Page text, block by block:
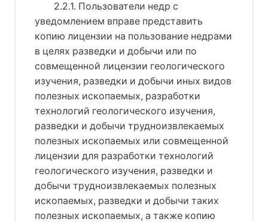
2.2.1. Пользователи недр с
уведомлением вправе представить
копию лицензии на пользование недрами
в целях разведки и добычи или по
совмещенной лицензии геологического
изучения, разведки и добычи иных видов
полезных ископаемых, разработки
технологий геологического изучения,
разведки и добычи трудноизвлекаемых
полезных ископаемых или совмещенной
лицензии для разработки технологий
геологического изучения, разведки и
добычи трудноизвлекаемых полезных
ископаемых, разведки и добычи таких
полезных ископаемых, а также копию